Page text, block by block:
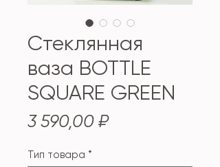
Стеклянная
ваза BOTTLE
SQUARE GREEN
3 590,00 ₽Цена
Тип товара *